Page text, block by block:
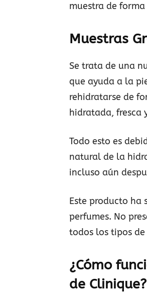
muestra de
Muestras
Se trata de una
que ayuda a la
rehidratarse de
hidratada, fresca
Todo esto es
natural de la
incluso aún
Este producto ha
perfumes. No
todos los tipos
¿Cómo
de Clinique?